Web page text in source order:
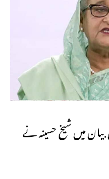
میں شیخ حسینہ نے